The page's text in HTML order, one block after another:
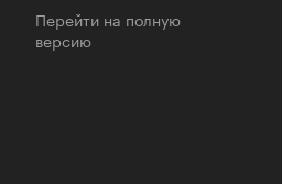
Перейти на полную
версию